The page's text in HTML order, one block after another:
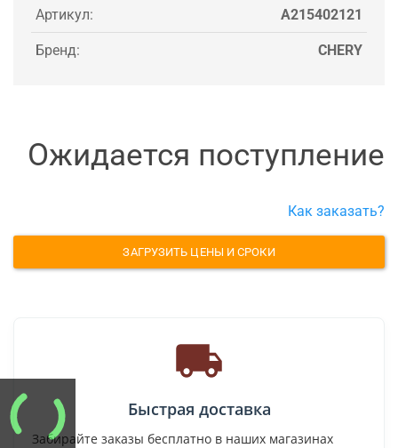
Артикул: A215402121
Бренд: CHERY
Ожидается поступление
Как заказать?
ЗАГРУЗИТЬ ЦЕНЫ И СРОКИ
Быстрая доставка
Забирайте заказы бесплатно в наших магазинах